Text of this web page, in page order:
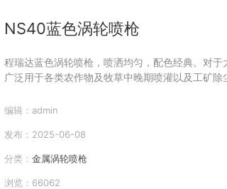
NS40蓝色涡轮喷枪
程瑞达蓝色涡轮喷枪，喷洒均匀，配色经典。对
广泛用于各类农作物及牧草中晚期喷灌以及工矿除
编辑：admin
发布：2025-06-08
分类： 金属涡轮喷枪
浏览：66062